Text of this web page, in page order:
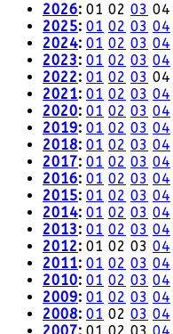
2026: 01 02 03 04
2025: 01 02 03 04
2024: 01 02 03 04
2023: 01 02 03 04
2022: 01 02 03 04
2021: 01 02 03 04
2020: 01 02 03 04
2019: 01 02 03 04
2018: 01 02 03 04
2017: 01 02 03 04
2016: 01 02 03 04
2015: 01 02 03 04
2014: 01 02 03 04
2013: 01 02 03 04
2012: 01 02 03 04
2011: 01 02 03 04
2010: 01 02 03 04
2009: 01 02 03 04
2008: 01 02 03 04